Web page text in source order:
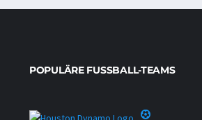
POPULÄRE FUSSBALL-TEAMS